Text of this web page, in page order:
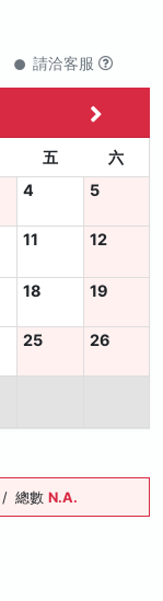
請洽客服
五
六
4 5
11 12
18 19
25 26
/ 總數 N.A.